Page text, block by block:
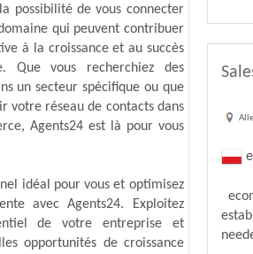
possibilité de vous connecter
qui peuvent contribuer
à la croissance et au succès
Que vous recherchiez des
un secteur spécifique ou que
votre réseau de contacts dans
Agents24 est là pour vous
idéal pour vous et optimisez
avec Agents24. Exploitez
de votre entreprise et
opportunités de croissance